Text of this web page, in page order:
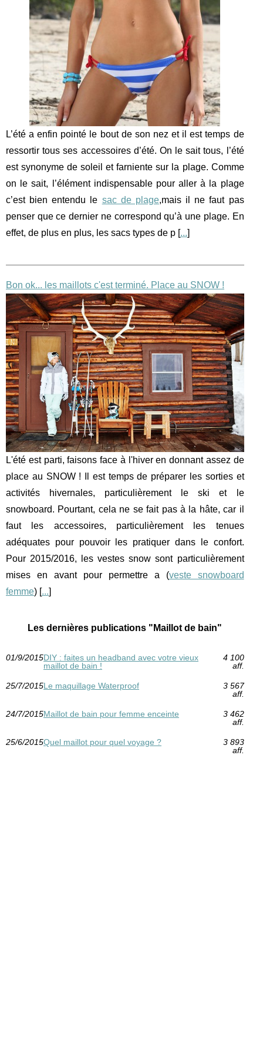
L’été a enfin pointé le bout de son nez et il est temps de
ressortir tous ses accessoires d’été. On le sait tous, l’été
est synonyme de soleil et farniente sur la plage. Comme
on le sait, l’élément indispensable pour aller à la plage
c’est bien entendu le sac de plage,mais il ne faut pas
penser que ce dernier ne correspond qu’à une plage. En
effet, de plus en plus, les sacs types de p [...]
Bon ok... les maillots c'est terminé. Place au SNOW !
L'été est parti, faisons face à l'hiver en donnant assez de
place au SNOW ! Il est temps de préparer les sorties et
activités hivernales, particulièrement le ski et le
snowboard. Pourtant, cela ne se fait pas à la hâte, car il
faut les accessoires, particulièrement les tenues
adéquates pour pouvoir les pratiquer dans le confort.
Pour 2015/2016, les vestes snow sont particulièrement
mises en avant pour permettre a (veste snowboard
femme) [...]
Les dernières publications "Maillot de bain"
01/9/2015DIY : faites un headband avec votre vieux
maillot de bain !
4 100
aff.
25/7/2015Le maquillage Waterproof
3 567
aff.
24/7/2015Maillot de bain pour femme enceinte
3 462
aff.
25/6/2015Quel maillot pour quel voyage ?
3 893
aff.